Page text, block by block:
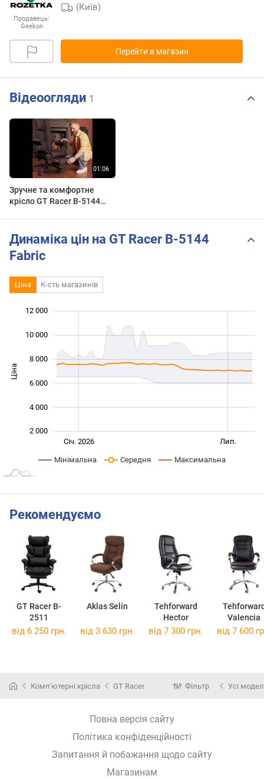
Продавець:
Geekon
(Київ)
Перейти в магазин
Відеоогляди 1
Зручне та комфортне
крісло GT Racer B-5144
Динаміка цін на GT Racer B-5144
Fabric
Ціна К-сть магазинів
Ціна
2 000
4 000
6 000
8 000
10 000
12 000
Жовт.Січ. 2026
Січ. 2027 Лип.
Мінімальна Середня Максимальна
Рекомендуємо
GT Racer B-
2511
Aklas Selin
Tehforward
Hector
Valencia
від 6 250 грн. від 3 630 грн. від 7 300 грн. від 7 600
Комп'ютерні крісла GT Racer Фільтр Усі
Повна версія сайту
Політика конфіденційності
Запитання й побажання щодо сайту
Магазинам